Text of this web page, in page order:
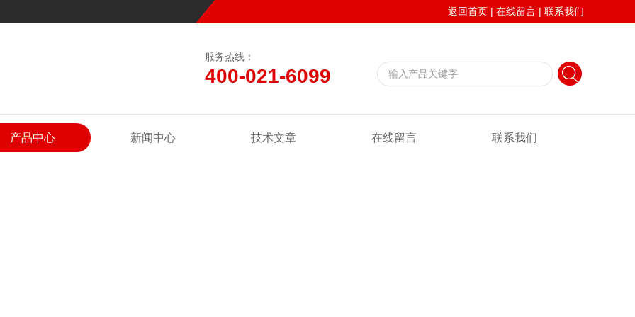
返回首页 | 在线留言 | 联系我们
服务热线：
400-021-6099
产品中心 新闻中心 技术文章 在线留言 联系我们